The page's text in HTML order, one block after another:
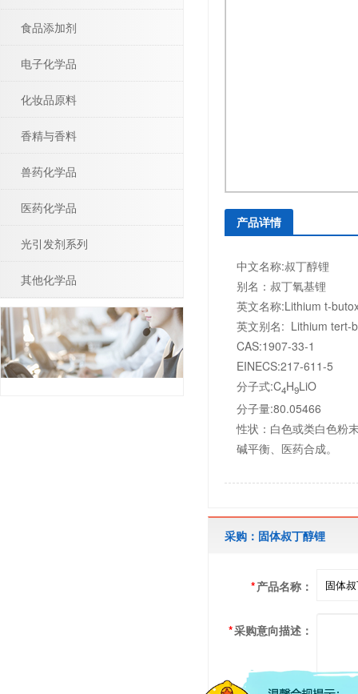
产品详情
中文名称:叔丁醇锂
别名：叔丁氧基锂
英文名称:Lithium t-
英文别名: Lithium tert-
CAS:1907-33-1
EINECS:217-611-5
分子式:C4H9LiO
分子量:80.05466
性状：白色或类白色粉
碱平衡、医药合成。
采购：固体叔丁醇锂
*产品名称：
*采购意向描述：
请填写
食品添加剂
电子化学品
化妆品原料
香精与香料
兽药化学品
医药化学品
光引发剂系列
其他化学品